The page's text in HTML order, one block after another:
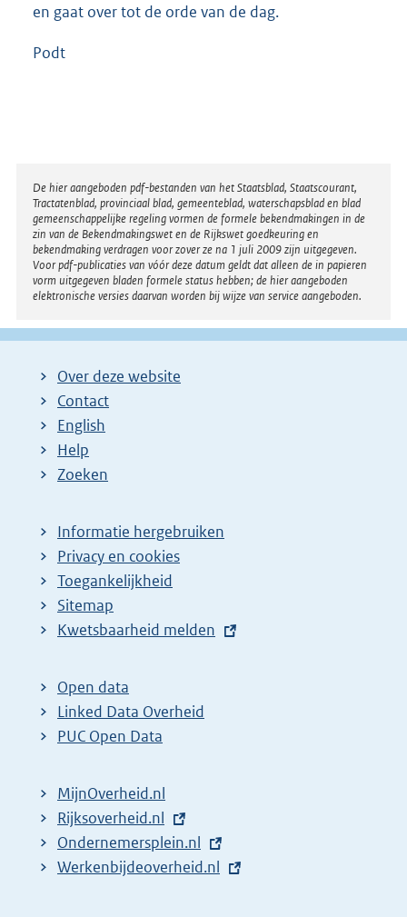
en gaat over tot de orde van de dag.
Podt
Disclaimer
De hier aangeboden pdf-bestanden van het Staatsblad, Staatscourant,
Tractatenblad, provinciaal blad, gemeenteblad, waterschapsblad en blad
gemeenschappelijke regeling vormen de formele bekendmakingen in de
zin van de Bekendmakingswet en de Rijkswet goedkeuring en
bekendmaking verdragen voor zover ze na 1 juli 2009 zijn uitgegeven.
Voor pdf-publicaties van vóór deze datum geldt dat alleen de in papieren
vorm uitgegeven bladen formele status hebben; de hier aangeboden
elektronische versies daarvan worden bij wijze van service aangeboden.
Over deze website
Contact
English
Help
Zoeken
Informatie hergebruiken
Privacy en cookies
Toegankelijkheid
Sitemap
E
t
e
r
l
i
n
k
Kwetsbaarheid melden
Open data
Linked Data Overheid
PUC Open Data
MijnOverheid.nl
E
x
t
Rijksoverheid.nl
E
x
Ondernemersplein.nl
E
Werkenbijdeoverheid.nl